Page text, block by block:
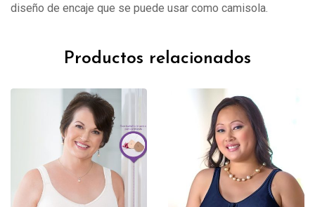
diseño de encaje que se puede usar como camisola.
Productos relacionados